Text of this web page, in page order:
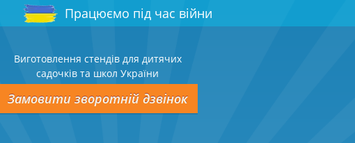
Працюємо під час війни
Виготовлення стендів для дитячих
садочків та школ України
Замовити зворотній дзвінок